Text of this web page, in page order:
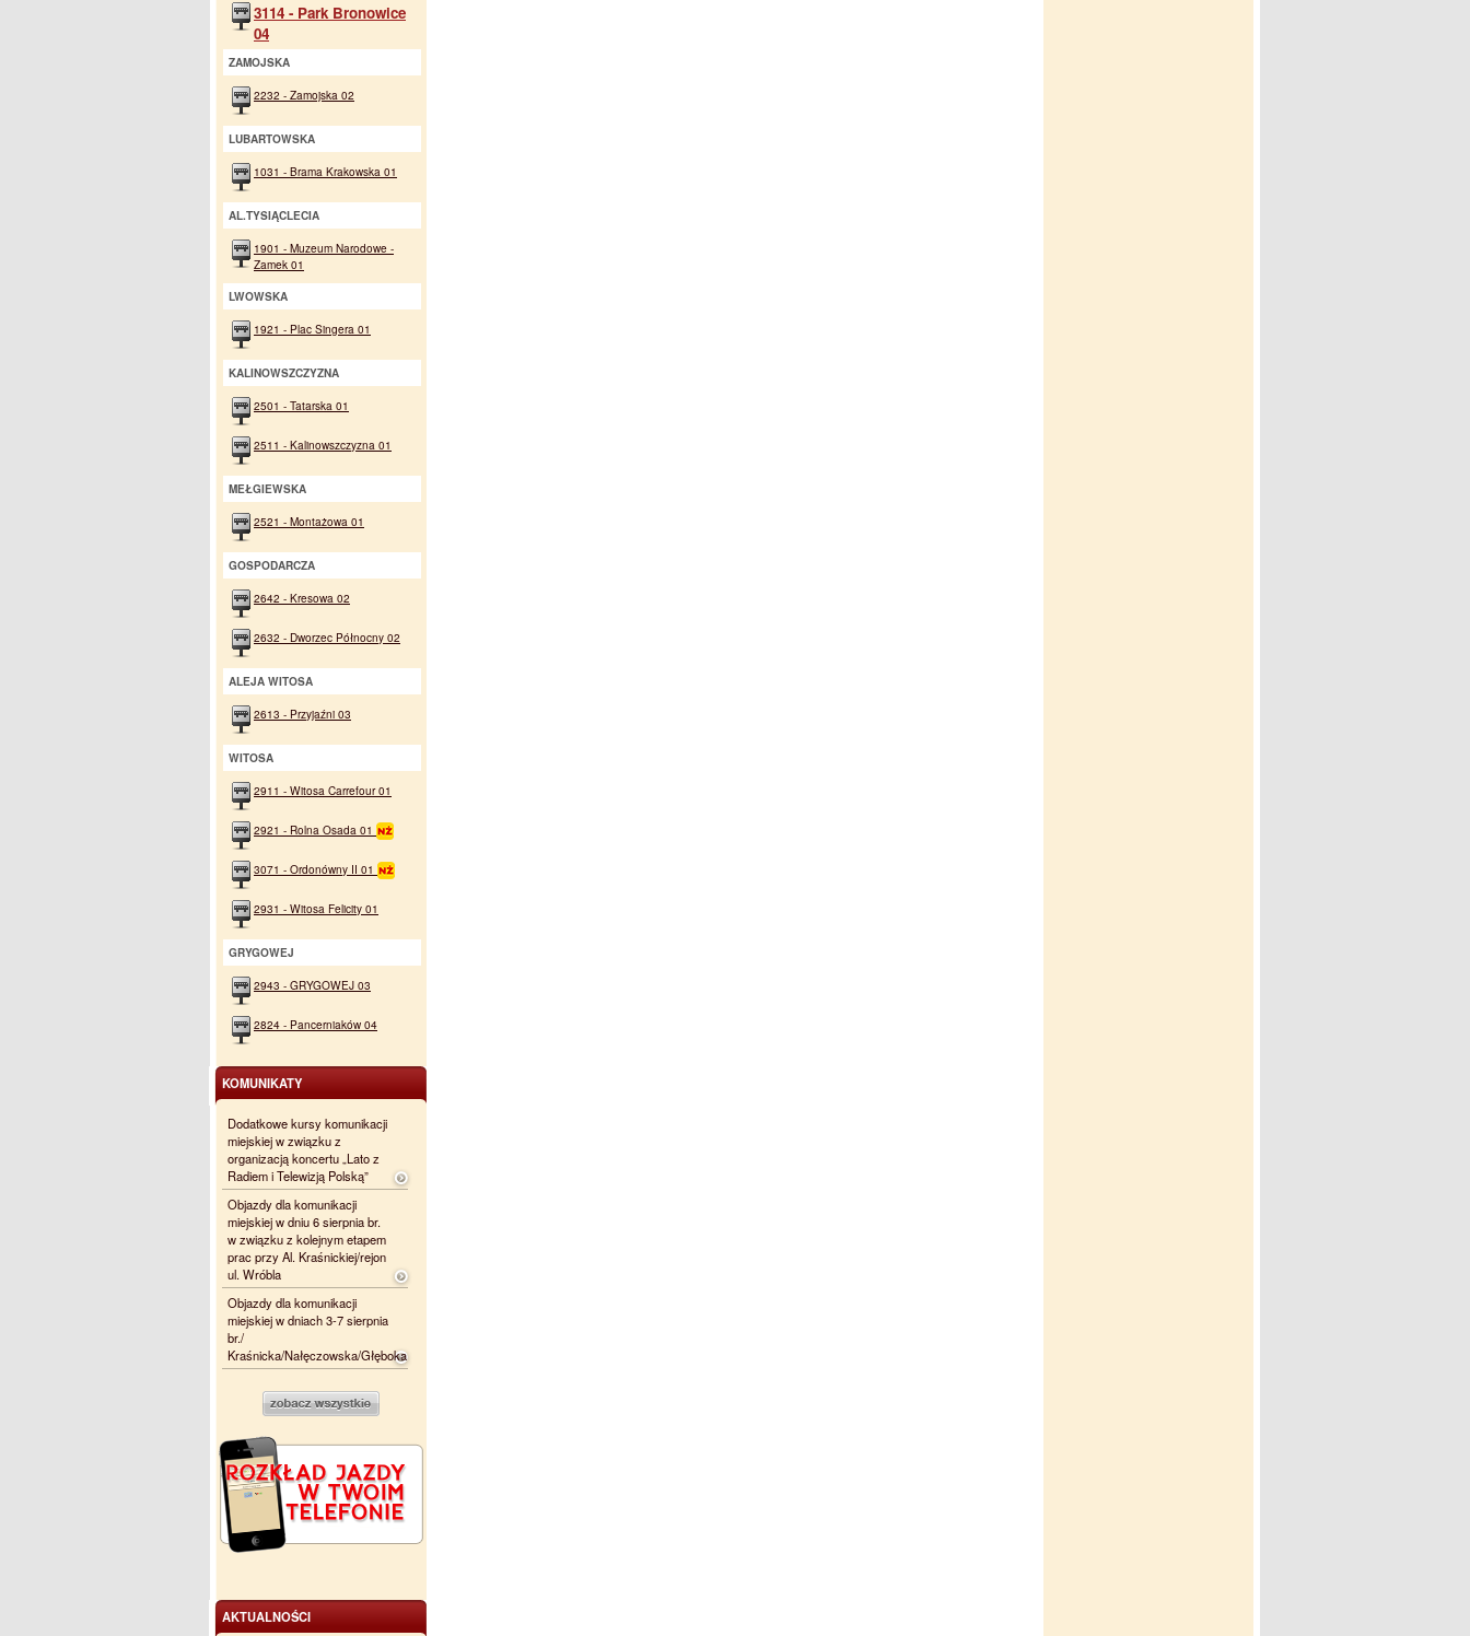
3114 - Park Bronowice
04
ZAMOJSKA
2232 - Zamojska 02
LUBARTOWSKA
1031 - Brama Krakowska 01
AL.TYSIĄCLECIA
1901 - Muzeum Narodowe -
Zamek 01
LWOWSKA
1921 - Plac Singera 01
KALINOWSZCZYZNA
2501 - Tatarska 01
2511 - Kalinowszczyzna 01
MEŁGIEWSKA
2521 - Montażowa 01
GOSPODARCZA
2642 - Kresowa 02
2632 - Dworzec Północny 02
ALEJA WITOSA
2613 - Przyjaźni 03
WITOSA
2911 - Witosa Carrefour 01
2921 - Rolna Osada 01
3071 - Ordonówny II 01
2931 - Witosa Felicity 01
GRYGOWEJ
2943 - GRYGOWEJ 03
2824 - Pancerniaków 04
KOMUNIKATY
Dodatkowe kursy komunikacji
miejskiej w związku z
organizacją koncertu „Lato z
Radiem i Telewizją Polską”
Objazdy dla komunikacji
miejskiej w dniu 6 sierpnia br.
w związku z kolejnym etapem
prac przy Al. Kraśnickiej/rejon
ul. Wróbla
Objazdy dla komunikacji
miejskiej w dniach 3-7 sierpnia
br./
Kraśnicka/Nałęczowska/Głęboka
AKTUALNOŚCI